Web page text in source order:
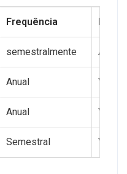
Frequência
semestralmente Água
Anual
Anual
Semestral